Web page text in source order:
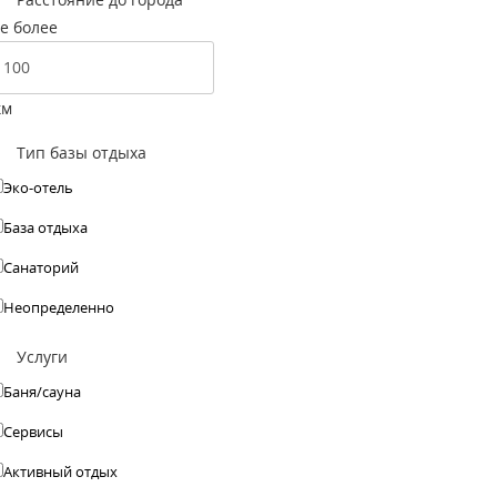
более
Тип базы отдыха
Эко-отель
База отдыха
Санаторий
Неопределенно
Услуги
Баня/сауна
Сервисы
Активный отдых